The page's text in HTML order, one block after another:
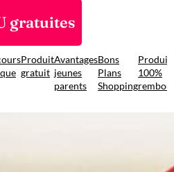
gratuites
Produit
gratuit
Avantages
jeunes
parents
Bons
Plans
Shopping
Produit
100%